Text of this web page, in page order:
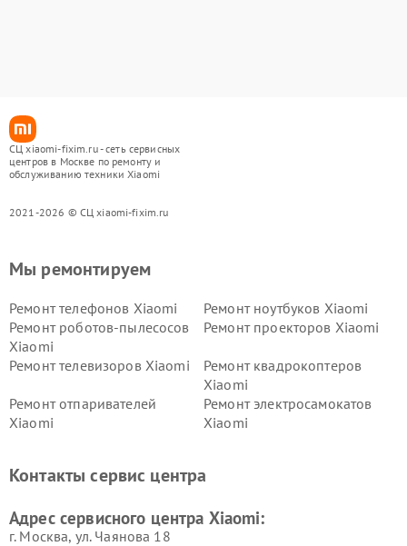
СЦ xiaomi-fixim.ru - сеть сервисных
центров в Москве по ремонту и
обслуживанию техники Xiaomi
2021-2026 © СЦ xiaomi-fixim.ru
Мы ремонтируем
Ремонт телефонов Xiaomi
Ремонт ноутбуков Xiaomi
Ремонт роботов-пылесосов
Xiaomi
Ремонт проекторов Xiaomi
Ремонт телевизоров Xiaomi
Ремонт квадрокоптеров
Xiaomi
Ремонт отпаривателей
Xiaomi
Ремонт электросамокатов
Xiaomi
Ремонт стиральных машин
Ремонт смарт-часов Xiaomi
Контакты сервис центра
Адрес сервисного центра Xiaomi:
г. Москва, ул. Чаянова 18